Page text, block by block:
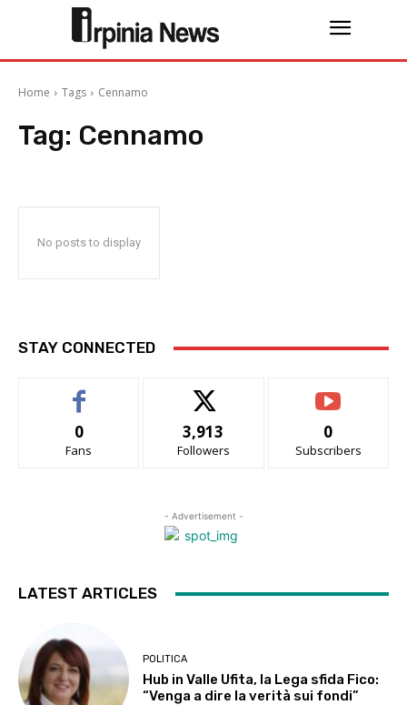
Home Tags Cennamo
Tag: Cennamo
No posts to display
STAY CONNECTED
0
Fans
3,913
Followers
0
Subscribers
- Advertisement -
LATEST ARTICLES
POLITICA
Hub in Valle Ufita, la Lega sfida Fico:
“Venga a dire la verità sui fondi”